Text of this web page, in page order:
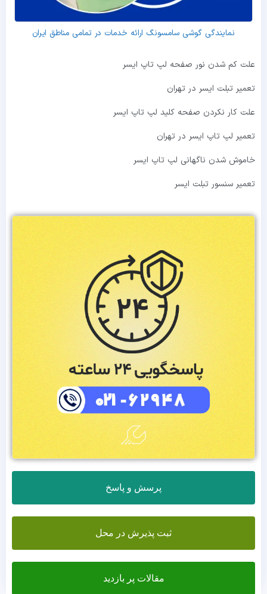
نمایندگی گوشی سامسونگ ارائه خدمات در تمامی مناطق ایران
علت کم شدن نور صفحه لپ تاپ ایسر
تعمیر تبلت ایسر در تهران
علت کار نکردن صفحه کلید لپ تاپ ایسر
تعمیر لپ تاپ ایسر در تهران
خاموش شدن ناگهانی لپ تاپ ایسر
تعمیر سنسور تبلت ایسر
پرسش و پاسخ
ثبت پذیرش در محل
مقالات پر بازدید